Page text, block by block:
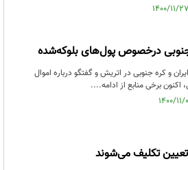
درخصوص پول‌های بلوکه‌شده
و کره جنوبی در اتریش و گفتگو درباره اموال
برخی منابع از ادامه....